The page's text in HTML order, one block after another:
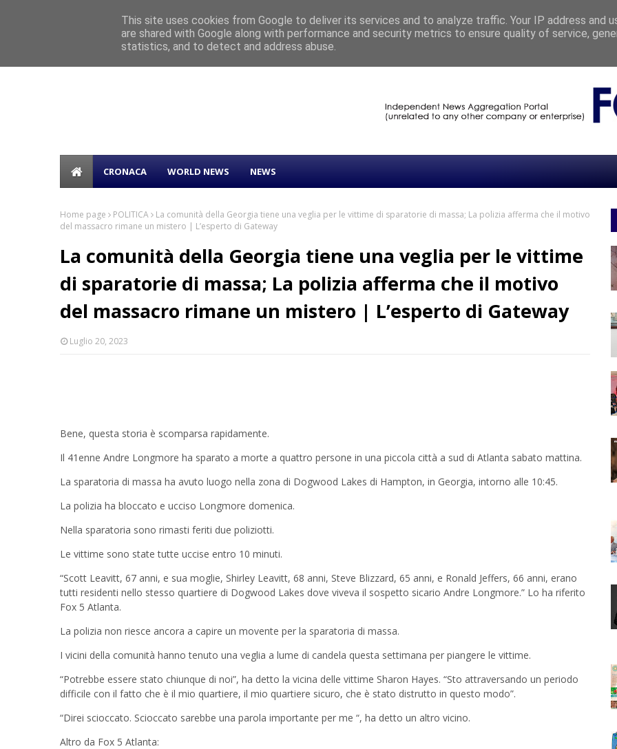
“AZZURRO – STORIE DI MARE”: BEPPE CONVERTINI RACCONTA L’ITALIA CHE VIVE TRA ACQUA E TERRA
CRONACA WORLD NEWS NEWS
Home page POLITICA
La comunità della Georgia tiene una veglia per le vittime di sparatorie di massa; La polizia afferma che il motivo
del massacro rimane un mistero | L’esperto di Gateway
La comunità della Georgia tiene una veglia per le vittime
di sparatorie di massa; La polizia afferma che il motivo
del massacro rimane un mistero | L’esperto di Gateway
Luglio 20, 2023
Bene, questa storia è scomparsa rapidamente.
Il 41enne Andre Longmore ha sparato a morte a quattro persone in una piccola città a sud di Atlanta sabato mattina.
La sparatoria di massa ha avuto luogo nella zona di Dogwood Lakes di Hampton, in Georgia, intorno alle 10:45.
La polizia ha bloccato e ucciso Longmore domenica.
Nella sparatoria sono rimasti feriti due poliziotti.
Le vittime sono state tutte uccise entro 10 minuti.
“Scott Leavitt, 67 anni, e sua moglie, Shirley Leavitt, 68 anni, Steve Blizzard, 65 anni, e Ronald Jeffers, 66 anni, erano
tutti residenti nello stesso quartiere di Dogwood Lakes dove viveva il sospetto sicario Andre Longmore.” Lo ha riferito
Fox 5 Atlanta.
La polizia non riesce ancora a capire un movente per la sparatoria di massa.
I vicini della comunità hanno tenuto una veglia a lume di candela questa settimana per piangere le vittime.
“Potrebbe essere stato chiunque di noi”, ha detto la vicina delle vittime Sharon Hayes. “Sto attraversando un periodo
difficile con il fatto che è il mio quartiere, il mio quartiere sicuro, che è stato distrutto in questo modo”.
“Direi scioccato. Scioccato sarebbe una parola importante per me “, ha detto un altro vicino.
Altro da Fox 5 Atlanta:
This site uses cookies from Google to deliver its services and to analyze traffic. Your IP address and
are shared with Google along with performance and security metrics to ensure quality of service,
statistics, and to detect and address abuse.